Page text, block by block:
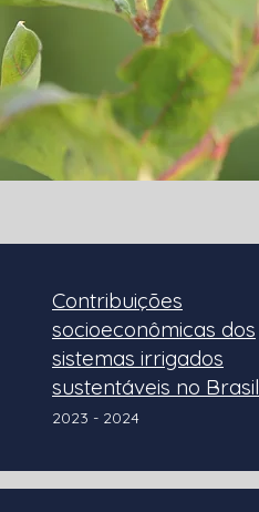
Contribuições
socioeconômicas dos
sistemas irrigados
sustentáveis no Brasil
2023 - 2024